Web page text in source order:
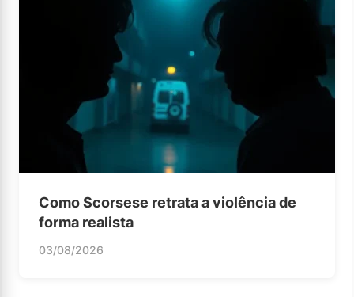
Como Scorsese retrata a violência de
forma realista
03/08/2026